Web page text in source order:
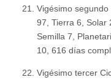
Vigésimo
97, Tierra 6, Solar
Semilla 7,
10, 616 días
Vigésimo tercer